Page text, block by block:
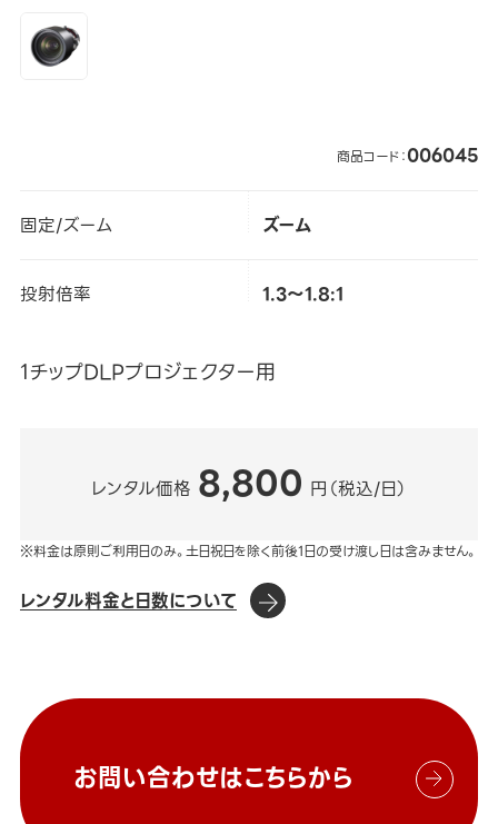
商品コード：006045
固定/ズーム ズーム
投射倍率 1.3～1.8:1
1チップDLPプロジェクター用
レンタル価格 8,800 円（税込/日）
※料金は原則ご利用日のみ。土日祝日を除く前後1日の受け渡し日は含みません。
レンタル料金と日数について
お問い合わせはこちらから